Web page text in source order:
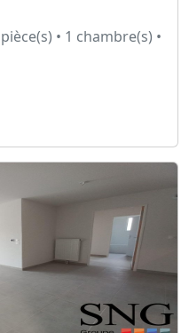
• 1 chambre(s) •